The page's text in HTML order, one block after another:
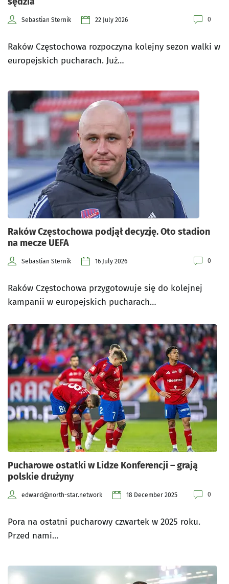
Sebastian Sternik 22 July 2026 0
Raków Częstochowa rozpoczyna kolejny sezon walki w
europejskich pucharach. Już…
Raków Częstochowa podjął decyzję. Oto stadion
na mecze UEFA
Sebastian Sternik 16 July 2026 0
Raków Częstochowa przygotowuje się do kolejnej
kampanii w europejskich pucharach…
Pucharowe ostatki w Lidze Konferencji – grają
polskie drużyny
edward@north-star.network 18 December 2025 0
Pora na ostatni pucharowy czwartek w 2025 roku.
Przed nami…